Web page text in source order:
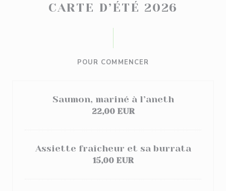
CARTE D’ÉTÉ 2026
POUR COMMENCER
Saumon, mariné à l’aneth
22,00 EUR
Assiette fraîcheur et sa burrata
15,00 EUR